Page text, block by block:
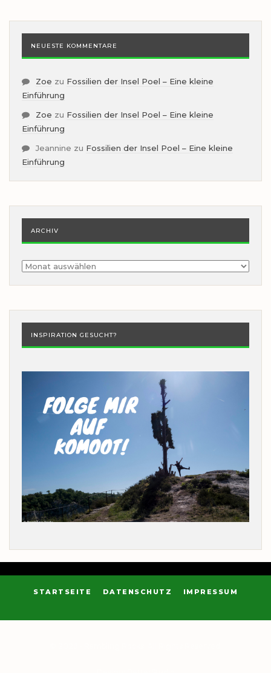
NEUESTE KOMMENTARE
Zoe zu Fossilien der Insel Poel – Eine kleine
Einführung
Zoe zu Fossilien der Insel Poel – Eine kleine
Einführung
Jeannine zu Fossilien der Insel Poel – Eine kleine
Einführung
ARCHIV
Archiv
INSPIRATION GESUCHT?
STARTSEITE DATENSCHUTZ IMPRESSUM